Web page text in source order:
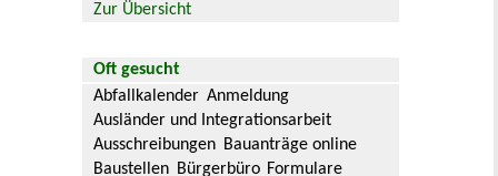
Zur Übersicht
Oft gesucht
Abfallkalender Anmeldung
Ausländer und Integrationsarbeit
Ausschreibungen Bauanträge online
Baustellen Bürgerbüro Formulare